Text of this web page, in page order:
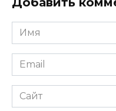
Имя
*
Email
*
Сайт